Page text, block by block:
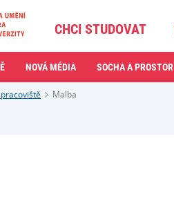
CHCI STUDOVAT
NOVÁ MÉDIA SOCHA A PROSTOR
Malba